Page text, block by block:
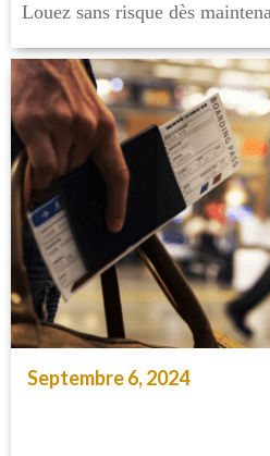
Louez sans risque dès
Septembre 6, 2024